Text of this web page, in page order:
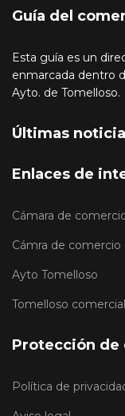
Guía del
Esta guía es un
enmarcada dentro
Ayto. de Tomelloso.
Últimas
Enlaces de
Cámara de
Cámra de comercio
Ayto Tomelloso
Tomelloso comercial
Protección de
Política de